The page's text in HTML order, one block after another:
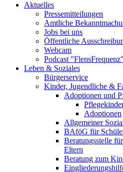
Aktuelles
Pressemitteilungen
Amtliche
Jobs bei uns
Öffentliche
Webcam
Podcast "FlensFrequenz"
Leben & Soziales
Bürgerservice
Kinder, Jugendliche &
Adoptionen und
Adoptionen
Allgemeiner
BAföG für
Beratungsstelle
Eltern
Beratung zum